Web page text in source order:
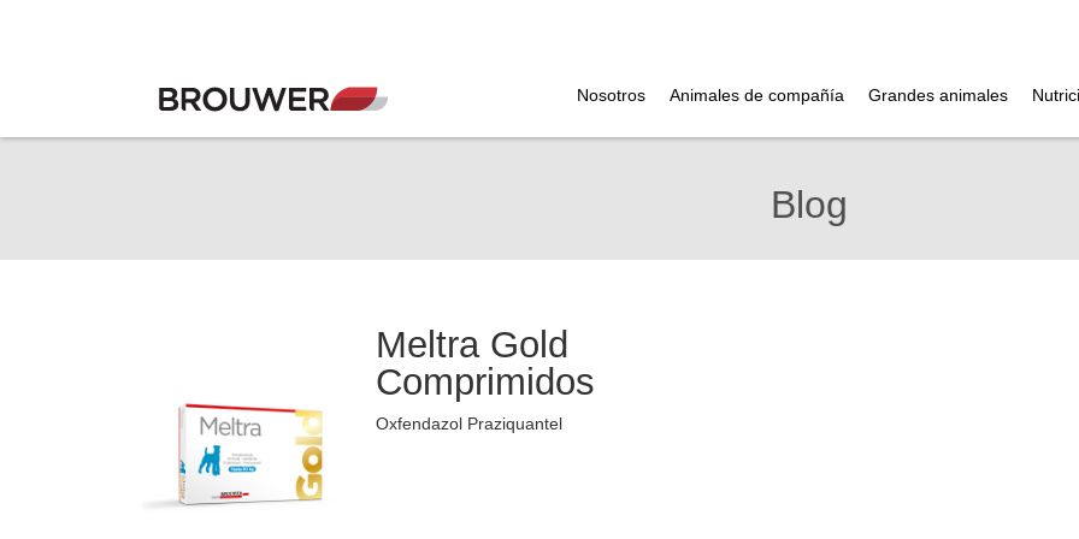
Nosotros Animales de compañía Grandes animales
Blog
Meltra Gold
Comprimidos
Oxfendazol Praziquantel